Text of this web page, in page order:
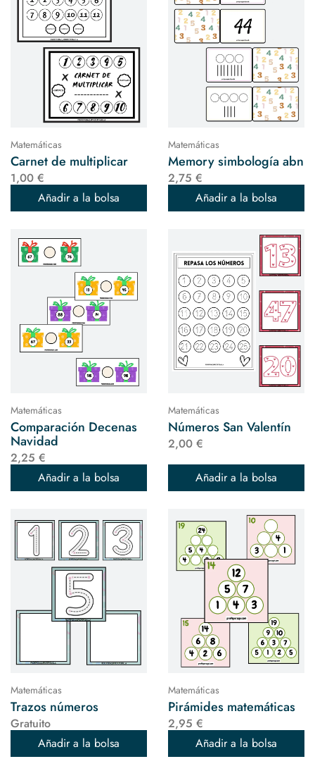
Matemáticas
Carnet de multiplicar
1,00 €
Añadir a la bolsa
Matemáticas
Memory simbología abn
2,75 €
Añadir a la bolsa
Matemáticas
Comparación Decenas
Navidad
2,25 €
Añadir a la bolsa
Matemáticas
Números San Valentín
2,00 €
Añadir a la bolsa
Matemáticas
Trazos números
Gratuito
Añadir a la bolsa
Matemáticas
Pirámides matemáticas
2,95 €
Añadir a la bolsa